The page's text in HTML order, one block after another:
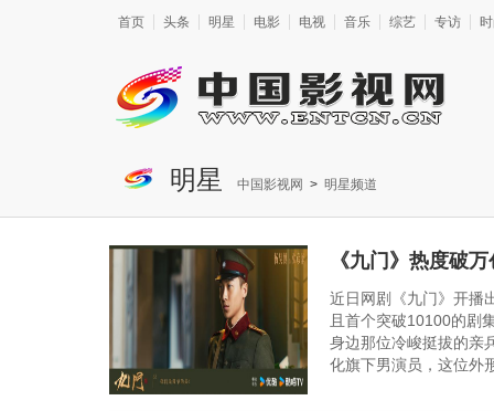
首页 头条 明星 电影 电视 音乐 综艺 专访
明星 中国影视网 > 明星频道
《九门》热度破
近日网剧《九门》开播
且首个突破10100的剧
身边那位冷峻挺拔的亲
化旗下男演员，这位外